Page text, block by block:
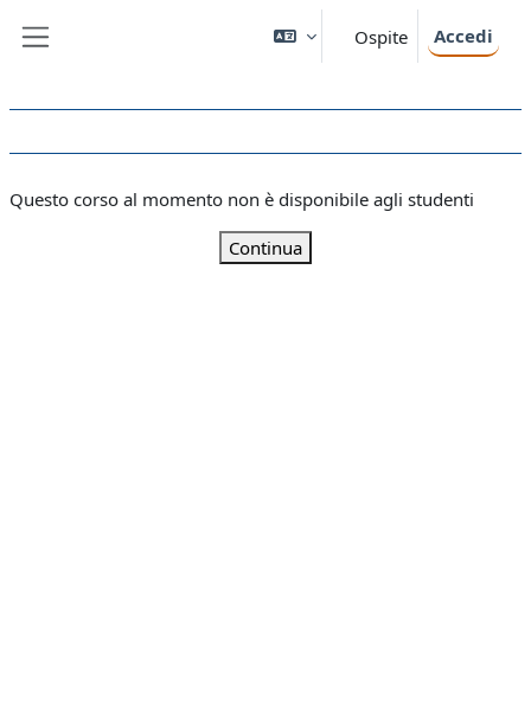
Ospite Accedi
Questo corso al momento non è disponibile agli studenti
Continua